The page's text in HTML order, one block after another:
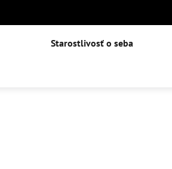
Starostlivosť o seba